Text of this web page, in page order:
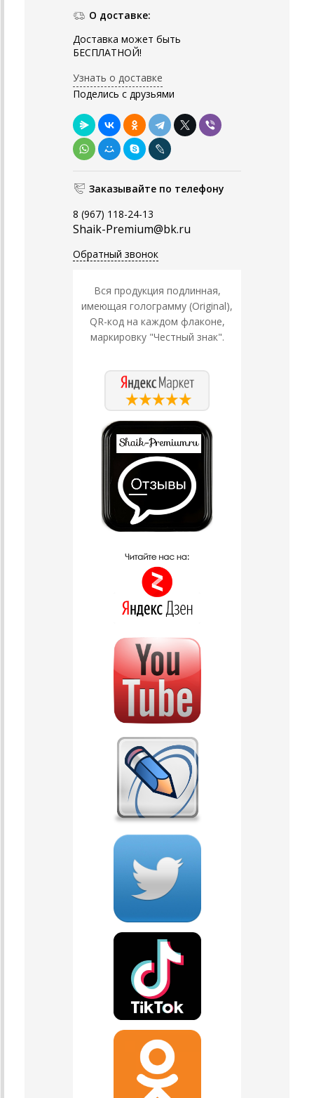
О доставке:
Доставка может быть
БЕСПЛАТНОЙ!
Узнать о доставке
Поделись с друзьями
Заказывайте по телефону
8 (967) 118-24-13
Shaik-Premium@bk.ru
Обратный звонок
Вся продукция подлинная,
имеющая голограмму (Original),
QR-код на каждом флаконе,
маркировку "Честный знак".